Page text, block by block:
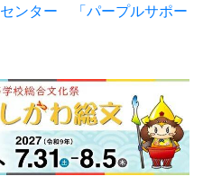
ンター
「パープルサポー